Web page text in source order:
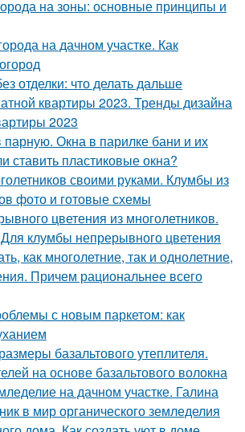
на зоны: основные принципы и
на дачном участке. Как
отделки: что делать дальше
квартиры 2023. Тренды дизайна
2023
Окна в парилке бани и их
ставить пластиковые окна?
своими руками. Клумбы из
фото и готовые схемы
цветения из многолетников.
клумбы непрерывного цветения
как многолетние, так и однолетние,
Причем рациональнее всего
с новым паркетом: как
базальтового утеплителя.
на основе базальтового волокна
на дачном участке. Галина
в мир органического земледелия